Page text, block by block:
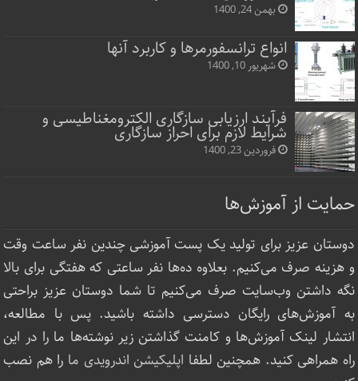
بهمن 24, 1400
انواع ترانسفورمرها و کاربرد آنها
شهریور 10, 1400
فرآیند ارزیابی سازگاری الکترومغناطیسی و
شرایط لازم برای احراز سازگاری
فروردین 23, 1400
حمایت از آموزش‌ها
دوستان عزیز برای تولید یک پست آموزشی چندین نفر ساعت‌ وقت
و هزینه صرف می‌کنیم. بعلاوه ده‌ها نفر ساعتی که هفتگی برای بالا
نگه داشتن وب‌سایت صرف ‌می‌کنیم تا شما دوستان عزیز براحتی
به آموزش‌های رایگان دسترسی داشته باشید. پس با مطالعه،
انتشار لینک‌ آموزش‌ها و کامنت گذاشتن زیر نوشته‌‌ها ما را در این
راه همراهی کنید. همچنین لطفا اپلیکیشن اندرویدی ما را هم نصب